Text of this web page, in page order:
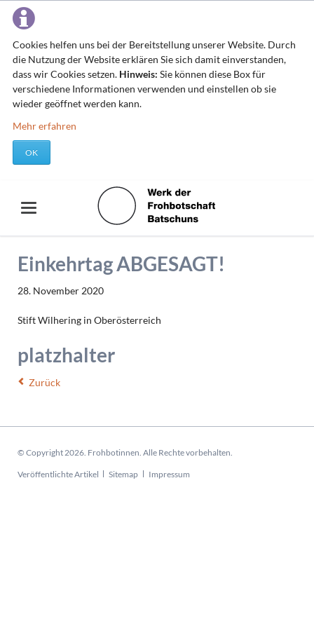
Cookies helfen uns bei der Bereitstellung unserer Website. Durch
die Nutzung der Website erklären Sie sich damit einverstanden,
dass wir Cookies setzen. Hinweis: Sie können diese Box für
verschiedene Informationen verwenden und einstellen ob sie
wieder geöffnet werden kann.
Mehr erfahren
OK
Einkehrtag ABGESAGT!
28. November 2020
Stift Wilhering in Oberösterreich
platzhalter
Zurück
© Copyright 2026. Frohbotinnen. Alle Rechte vorbehalten.
Navigation
Veröffentlichte Artikel Sitemap Impressum